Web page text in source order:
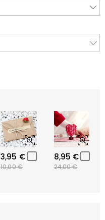
3,95 €
10,00 €
8,95 €
24,00 €